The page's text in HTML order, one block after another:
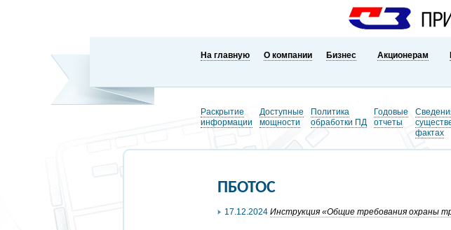
На главную О компании Бизнес Акционерам
Раскрытие
информации
Доступные
мощности
Политика
обработки ПД
Годовые
отчеты
фактах
ПБОТОС
17.12.2024 Инструкция «Общие требования охраны